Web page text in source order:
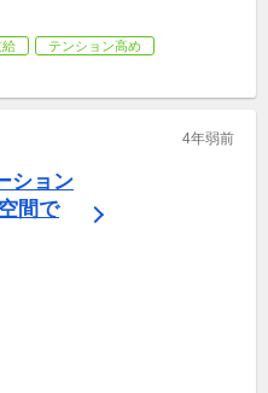
給
テンション高め
4年弱前
ション
間で